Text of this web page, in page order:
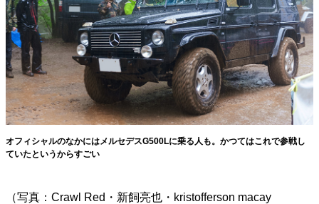
オフィシャルのなかにはメルセデスG500Lに乗る人も。かつてはこれで参戦し
ていたというからすごい
（写真：Crawl Red・新飼亮也・kristofferson macay